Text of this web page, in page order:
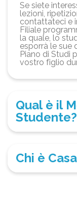
Se siete
lezioni,
contattateci e
Filiale
la quale, lo
esporrà le sue
Piano di Studi
vostro figlio
Qual è il
Studente?
Chi è